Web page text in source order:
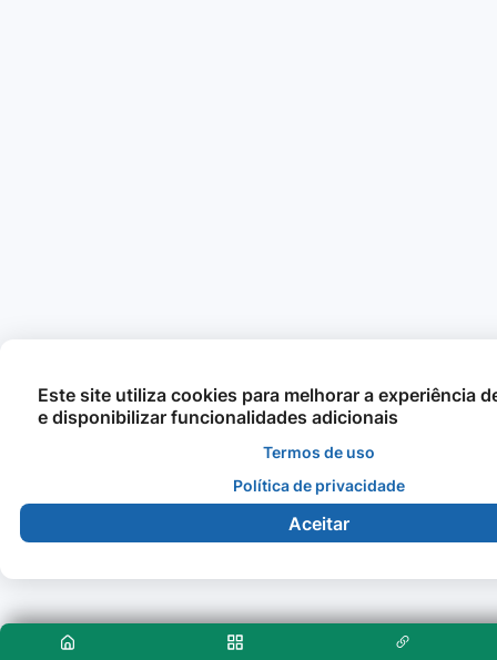
Este site utiliza cookies para melhorar a experiência
e disponibilizar funcionalidades adicionais
Termos de uso
Política de privacidade
Aceitar